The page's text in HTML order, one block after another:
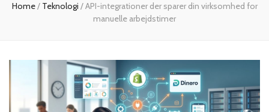
Home/ Teknologi /API-integrationer der sparer din virksomhed for
manuelle arbejdstimer